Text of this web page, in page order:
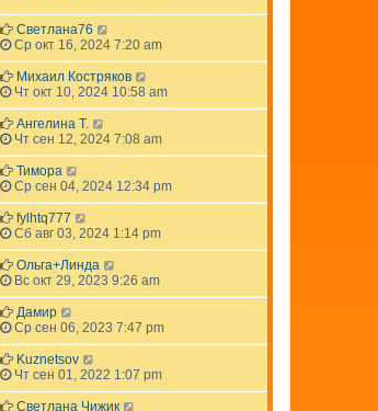
Светлана76
Ср окт 16, 2024 7:20 am
Михаил Костряков
Чт окт 10, 2024 10:58 am
Ангелина Т.
Чт сен 12, 2024 7:08 am
Тимора
Ср сен 04, 2024 12:34 pm
fylhtq777
Сб авг 03, 2024 1:14 pm
Ольга+Линда
Вс окт 29, 2023 9:26 am
Дамир
Ср сен 06, 2023 7:47 pm
Kuznetsov
Чт сен 01, 2022 1:07 pm
Светлана Чижик